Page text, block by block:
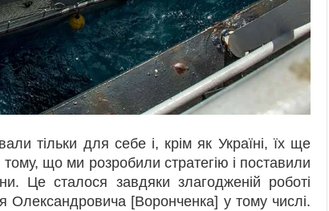
тільки для себе і, крім як Україні, їх ще
що ми розробили стратегію і поставили
Це сталося завдяки злагодженій роботі
[Воронченка] у тому числі.